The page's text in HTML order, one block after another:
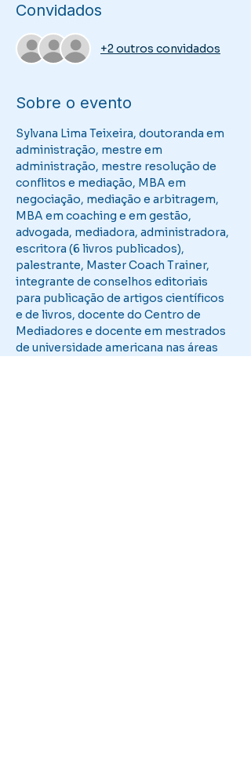
Convidados
+2 outros convidados
Sobre o evento
Sylvana Lima Teixeira, doutoranda em
administração, mestre em
administração, mestre resolução de
conflitos e mediação, MBA em
negociação, mediação e arbitragem,
MBA em coaching e em gestão,
advogada, mediadora, administradora,
escritora (6 livros publicados),
palestrante, Master Coach Trainer,
integrante de conselhos editoriais
para publicação de artigos científicos
e de livros, docente do Centro de
Mediadores e docente em mestrados
de universidade americana nas áreas